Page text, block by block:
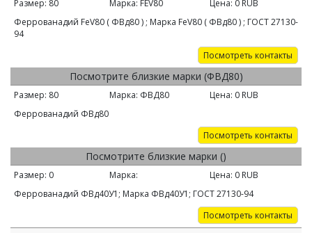
Размер: 80 Марка: FEV80 Цена: 0 RUB
Феррованадий FeV80 ( ФВд80 ) ; Марка FeV80 ( ФВд80 ) ; ГОСТ 27130-
94
Посмотреть контакты
Посмотрите близкие марки (ФВД80)
Размер: 80 Марка: ФВД80 Цена: 0 RUB
Феррованадий ФВд80
Посмотреть контакты
Посмотрите близкие марки ()
Размер: 0 Марка: Цена: 0 RUB
Феррованадий ФВд40У1; Марка ФВд40У1; ГОСТ 27130-94
Посмотреть контакты